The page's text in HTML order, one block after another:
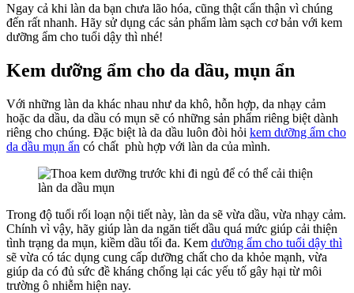
Thì
Có
Da?
Ngay cả khi làn da bạn chưa lão hóa, cũng thật cẩn thận vì chúng
đến rất nhanh. Hãy sử dụng các sản phẩm làm sạch cơ bản với kem
dưỡng ẩm cho tuổi dậy thì nhé!
Kem dưỡng ẩm cho da dầu, mụn ẩn
Với những làn da khác nhau như da khô, hỗn hợp, da nhạy cảm
hoặc da dầu, da dầu có mụn sẽ có những sản phẩm riêng biệt dành
riêng cho chúng. Đặc biệt là da dầu luôn đòi hỏi kem dưỡng ẩm cho
da dầu mụn ẩn có chất phù hợp với làn da của mình.
Trong độ tuổi rối loạn nội tiết này, làn da sẽ vừa dầu, vừa nhạy cảm.
Chính vì vậy, hãy giúp làn da ngăn tiết dầu quá mức giúp cải thiện
tình trạng da mụn, kiềm dầu tối đa. Kem dưỡng ẩm cho tuổi dậy thì
sẽ vừa có tác dụng cung cấp dưỡng chất cho da khỏe mạnh, vừa
giúp da có đủ sức đề kháng chống lại các yếu tố gây hại từ môi
trường ô nhiễm hiện nay.